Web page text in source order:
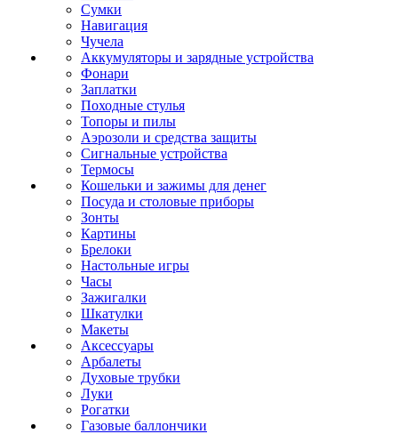
Сумки
Навигация
Чучела
Аккумуляторы и зарядные устройства
Фонари
Заплатки
Походные стулья
Топоры и пилы
Аэрозоли и средства защиты
Сигнальные устройства
Термосы
Кошельки и зажимы для денег
Посуда и столовые приборы
Зонты
Картины
Брелоки
Настольные игры
Часы
Зажигалки
Шкатулки
Макеты
Аксессуары
Арбалеты
Духовые трубки
Луки
Рогатки
Газовые баллончики